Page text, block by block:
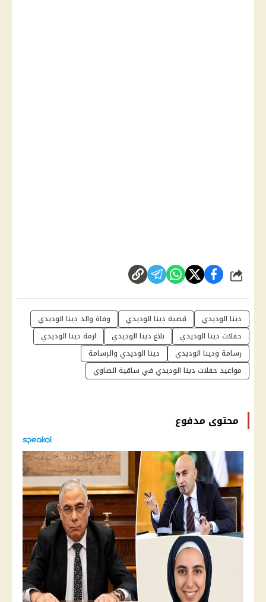
شارك
دينا الوديدي قضية دينا الوديدي
وفاة والد دينا الوديدي
حفلات دينا الوديدي
بلاغ دينا الوديدي
ازمة دينا الوديدي
رسامة ودينا الوديدي
دينا الوديدي والرسامة
مواعيد حفلات دينا الوديدي في ساقية الصاوي
محتوى مدفوع